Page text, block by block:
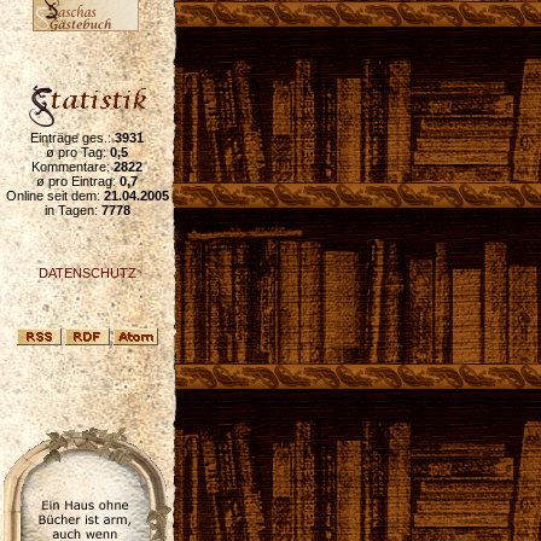
Einträge ges.:3931
ø pro Tag:0,5
Kommentare:2822
ø pro Eintrag:0,7
Online seit dem:21.04.2005
in Tagen:7778
DATENSCHUTZ